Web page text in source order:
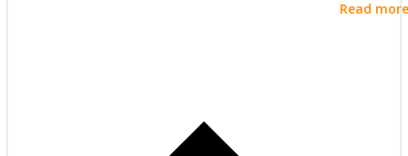
Read more